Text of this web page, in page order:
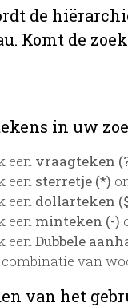
de
Komt de
in uw
een vraagteken
een sterretje (*)
een dollarteken
een minteken (-)
eenDubbele
van
van het